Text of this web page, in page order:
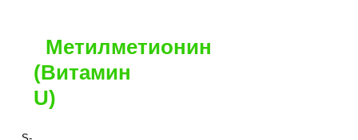
Метилметионин
(Витамин
U)